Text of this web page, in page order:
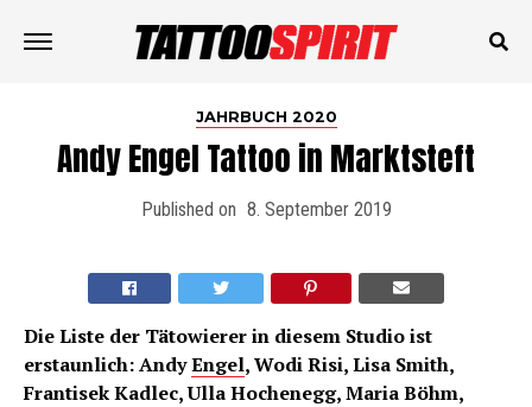
JAHRBUCH 2020
Andy Engel Tattoo in Marktsteft
Published on 8. September 2019
Die Liste der Tätowierer in diesem Studio ist
erstaunlich: AndyEngel, Wodi Risi, Lisa Smith,
Frantisek Kadlec, Ulla Hochenegg, Maria Böhm,